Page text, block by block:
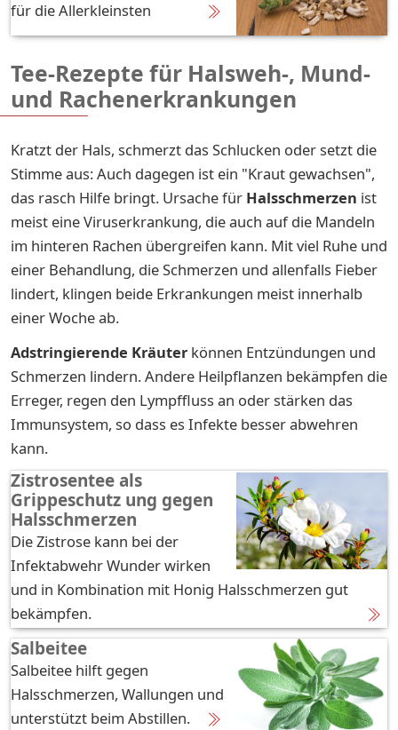
für die Allerkleinsten
Tee-Rezepte für Halsweh-, Mund-
und Rachenerkrankungen
Kratzt der Hals, schmerzt das Schlucken oder setzt die
Stimme aus: Auch dagegen ist ein "Kraut gewachsen",
das rasch Hilfe bringt. Ursache für Halsschmerzen ist
meist eine Viruserkrankung, die auch auf die Mandeln
im hinteren Rachen übergreifen kann. Mit viel Ruhe und
einer Behandlung, die Schmerzen und allenfalls Fieber
lindert, klingen beide Erkrankungen meist innerhalb
einer Woche ab.
Adstringierende Kräuter können Entzündungen und
Schmerzen lindern. Andere Heilpflanzen bekämpfen die
Erreger, regen den Lympffluss an oder stärken das
Immunsystem, so dass es Infekte besser abwehren
kann.
Zistrosentee als
Grippeschutz ung gegen
Halsschmerzen
Die Zistrose kann bei der
Infektabwehr Wunder wirken
und in Kombination mit Honig Halsschmerzen gut
bekämpfen.
Salbeitee
Salbeitee hilft gegen
Halsschmerzen, Wallungen und
unterstützt beim Abstillen.